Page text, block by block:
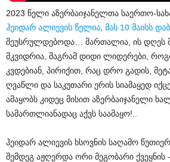
2023 წელი აზერბაიჯანელთა საერთო-
ჰეიდარ ალიევის წელია, მას 10 მაისს
შეუსრულდებოდა… მართალია, ის დღეს
მკვიდრია, მაგრამ დიდი ლიდერები,
კვდებიან, პირიქით, რაც დრო გადის,
ღვაწლი და საკუთარი ერის სიამაყედ
ამაყობს კიდეც მისით აზერბაიჯანელი
სამართლიანადაც აქვს საამაყო!..
ჰეიდარ ალიევის ხსოვნის საღამო
შემდეგ აჟღერდა ორი მეგობარი